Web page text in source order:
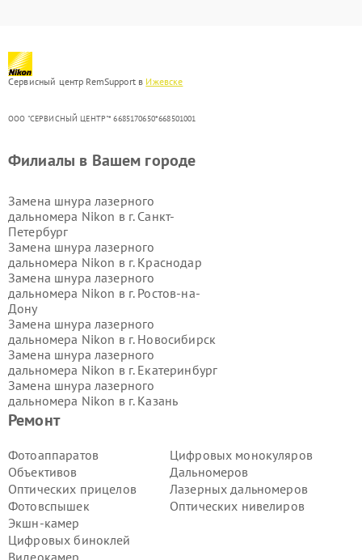
Сервисный центр RemSupport в Ижевске
ООО "СЕРВИСНЫЙ ЦЕНТР"* 6685170650*668501001
Ремонт
Фотоаппаратов
Объективов
Оптических прицелов
Фотовспышек
Экшн-камер
Цифровых биноклей
Видеокамер
Цифровых монокуляров
Дальномеров
Лазерных дальномеров
Оптических нивелиров
Филиалы в Вашем городе
Замена шнура лазерного
дальномера Nikon в г. Санкт-
Петербург
Замена шнура лазерного
дальномера Nikon в г. Краснодар
Замена шнура лазерного
дальномера Nikon в г. Ростов-на-
Дону
Замена шнура лазерного
дальномера Nikon в г. Новосибирск
Замена шнура лазерного
дальномера Nikon в г. Екатеринбург
Замена шнура лазерного
дальномера Nikon в г. Казань
Замена шнура лазерного
Замена шнура лазерного
дальномера Nikon в г.
Волгоград
Замена шнура лазерного
дальномера Nikon в г. Самара
Замена шнура лазерного
дальномера Nikon в г.
Замена шнура лазерного
дальномера Nikon в г.